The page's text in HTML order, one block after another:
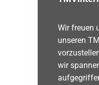
Wir freuen
unseren
wir